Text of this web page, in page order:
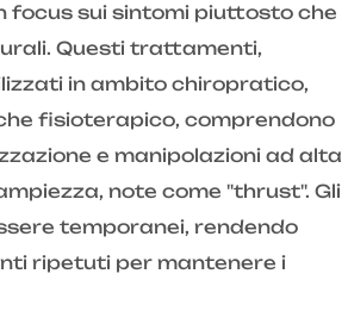
focus sui sintomi piuttosto che
Questi trattamenti,
in ambito chiropratico,
fisioterapico, comprendono
e manipolazioni ad alta
note come "thrust". Gli
temporanei, rendendo
ripetuti per mantenere i